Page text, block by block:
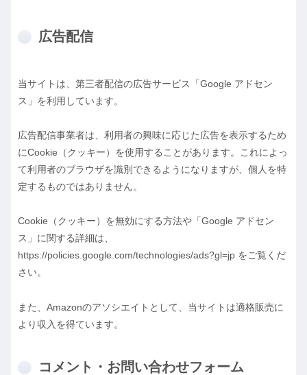
広告配信
当サイトは、第三者配信の広告サービス「Google アドセン
ス」を利用しています。
広告配信事業者は、利用者の興味に応じた広告を表示するため
にCookie（クッキー）を使用することがあります。これによっ
て利用者のブラウザを識別できるようになりますが、個人を特
定するものではありません。
Cookie（クッキー）を無効にする方法や「Google アドセン
ス」に関する詳細は、
https://policies.google.com/technologies/ads?gl=jp をご覧くだ
さい。
また、Amazonのアソシエイトとして、当サイトは適格販売に
より収入を得ています。
コメント・お問い合わせフォーム